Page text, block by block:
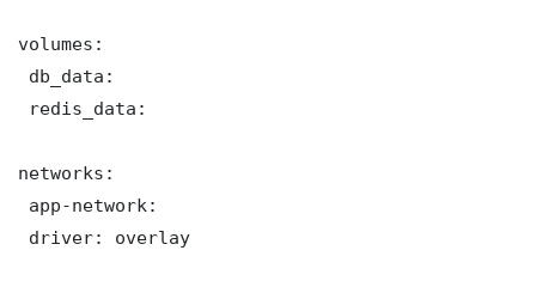
volumes:
db_data:
redis_data:
networks:
app-network:
driver: overlay